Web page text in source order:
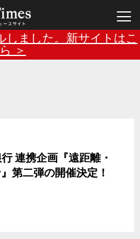
しました。新サイトはこ
＞
連携企画『遠距離・
第二弾の開催決定！